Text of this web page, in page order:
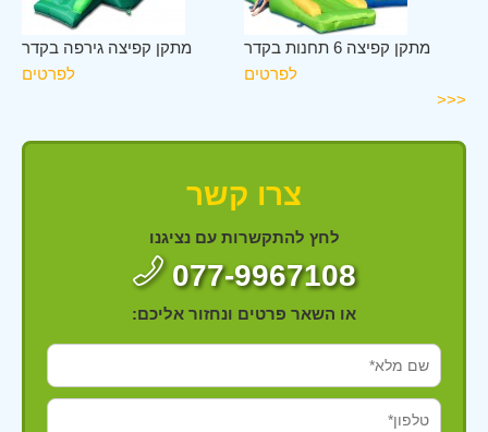
מתקן קפיצה גירפה בקדר
לפרטים
מתקן קפיצה 6 תחנות בקדר
לפרטים
<<<
צרו קשר
לחץ להתקשרות עם נציגנו
077-9967108
או השאר פרטים ונחזור אליכם: